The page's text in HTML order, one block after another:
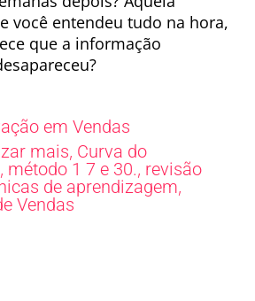
você entendeu tudo na hora,
que a informação
em Vendas
mais, Curva do
, método 1 7 e 30., revisão
de aprendizagem,
Vendas